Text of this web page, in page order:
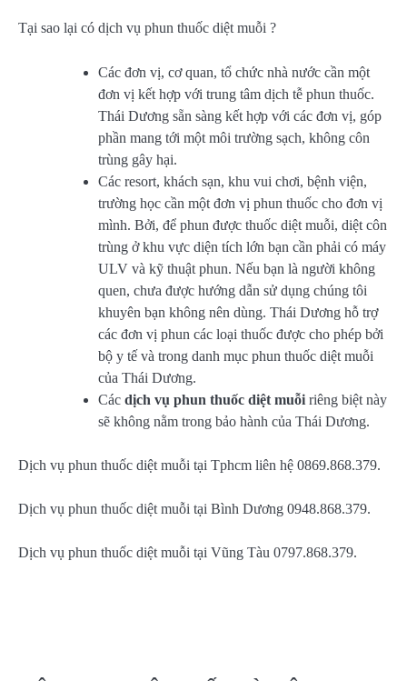
Tại sao lại có dịch vụ phun thuốc diệt muỗi ?
Các đơn vị, cơ quan, tổ chức nhà nước cần một
đơn vị kết hợp với trung tâm dịch tễ phun thuốc.
Thái Dương sẵn sàng kết hợp với các đơn vị, góp
phần mang tới một môi trường sạch, không côn
trùng gây hại.
Các resort, khách sạn, khu vui chơi, bệnh viện,
trường học cần một đơn vị phun thuốc cho đơn vị
mình. Bởi, để phun được thuốc diệt muỗi, diệt côn
trùng ở khu vực diện tích lớn bạn cần phải có máy
ULV và kỹ thuật phun. Nếu bạn là người không
quen, chưa được hướng dẫn sử dụng chúng tôi
khuyên bạn không nên dùng. Thái Dương hỗ trợ
các đơn vị phun các loại thuốc được cho phép bởi
bộ y tế và trong danh mục phun thuốc diệt muỗi
của Thái Dương.
Các dịch vụ phun thuốc diệt muỗi riêng biệt này
sẽ không nằm trong bảo hành của Thái Dương.
Dịch vụ phun thuốc diệt muỗi tại Tphcm liên hệ 0869.868.379.
Dịch vụ phun thuốc diệt muỗi tại Bình Dương 0948.868.379.
Dịch vụ phun thuốc diệt muỗi tại Vũng Tàu 0797.868.379.